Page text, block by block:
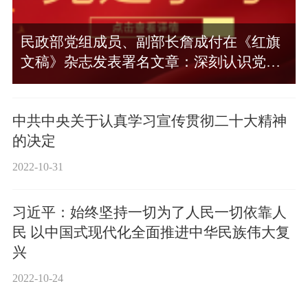
民政部党组成员、副部长詹成付在《红旗
文稿》杂志发表署名文章：深刻认识党的
二十大的重大意义
2022-11-02
中共中央关于认真学习宣传贯彻二十大精神
的决定
2022-10-31
习近平：始终坚持一切为了人民一切依靠人
民 以中国式现代化全面推进中华民族伟大复
兴
2022-10-24